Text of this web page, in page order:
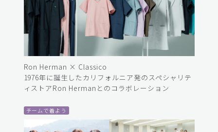
Ron Herman × Classico
1976年に誕生したカリフォルニア発のスペシャリテ
ィストアRon Hermanとのコラボレーション
チームで着よう